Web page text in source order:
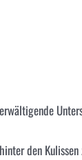
den